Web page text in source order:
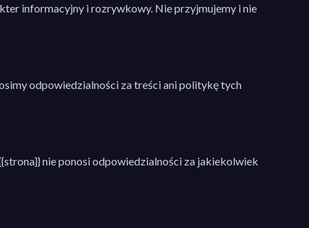
informacyjny i rozrywkowy. Nie przyjmujemy i nie
odpowiedzialności za treści ani politykę tych
nie ponosi odpowiedzialności za jakiekolwiek